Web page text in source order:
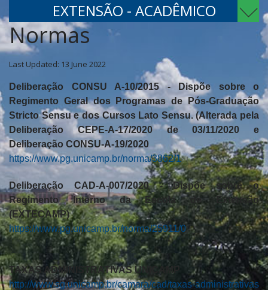
EXTENSÃO - ACADÊMICO
Normas
Last Updated: 13 June 2022
Deliberação CONSU A-10/2015 - Dispõe sobre o
Regimento Geral dos Programas de Pós-Graduação
Stricto Sensu e dos Cursos Lato Sensu. (Alterada pela
Deliberação CEPE-A-17/2020 de 03/11/2020 e
Deliberação CONSU-A-19/2020
https://www.pg.unicamp.br/norma/3862/1
Deliberação CAD-A-007/2020 - Dispôe sobre o
Regimento Interno da Escola de Extensão
(EXTECAMP)
https://www.pg.unicamp.br/norma/25911/0
TAXAS ADMINISTRATIVAS UNICAMP
http://www.sg.unicamp.br/camara/cad/taxas-administrativas